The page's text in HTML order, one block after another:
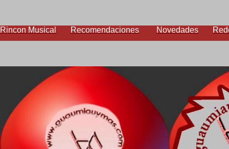
Rincon Musical Recomendaciones Novedades